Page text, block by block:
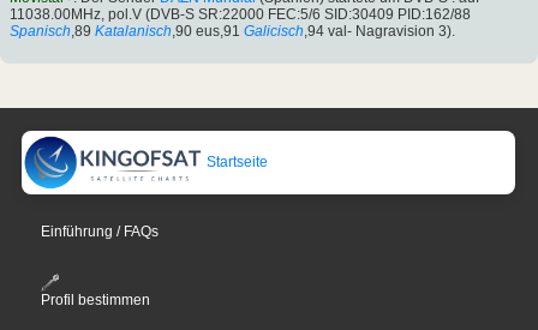
11038.00MHz, pol.V (DVB-S SR:22000 FEC:5/6 SID:30409 PID:162/88
Spanisch,89 Katalanisch,90 eus,91 Galicisch,94 val- Nagravision 3).
Startseite
Einführung / FAQs
Profil bestimmen